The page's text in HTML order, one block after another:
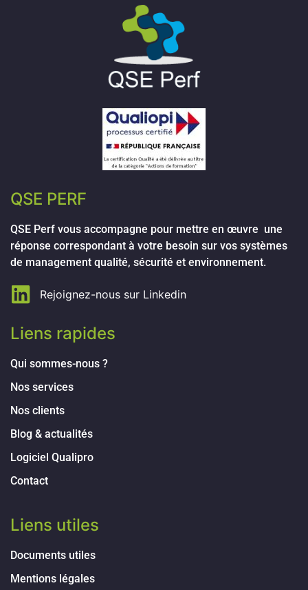
QSE PERF
QSE Perf vous accompagne pour mettre en œuvre une
réponse correspondant à votre besoin sur vos systèmes
de management qualité, sécurité et environnement.
Rejoignez-nous sur Linkedin
Liens rapides
Qui sommes-nous ?
Nos services
Nos clients
Blog & actualités
Logiciel Qualipro
Contact
Liens utiles
Documents utiles
Mentions légales